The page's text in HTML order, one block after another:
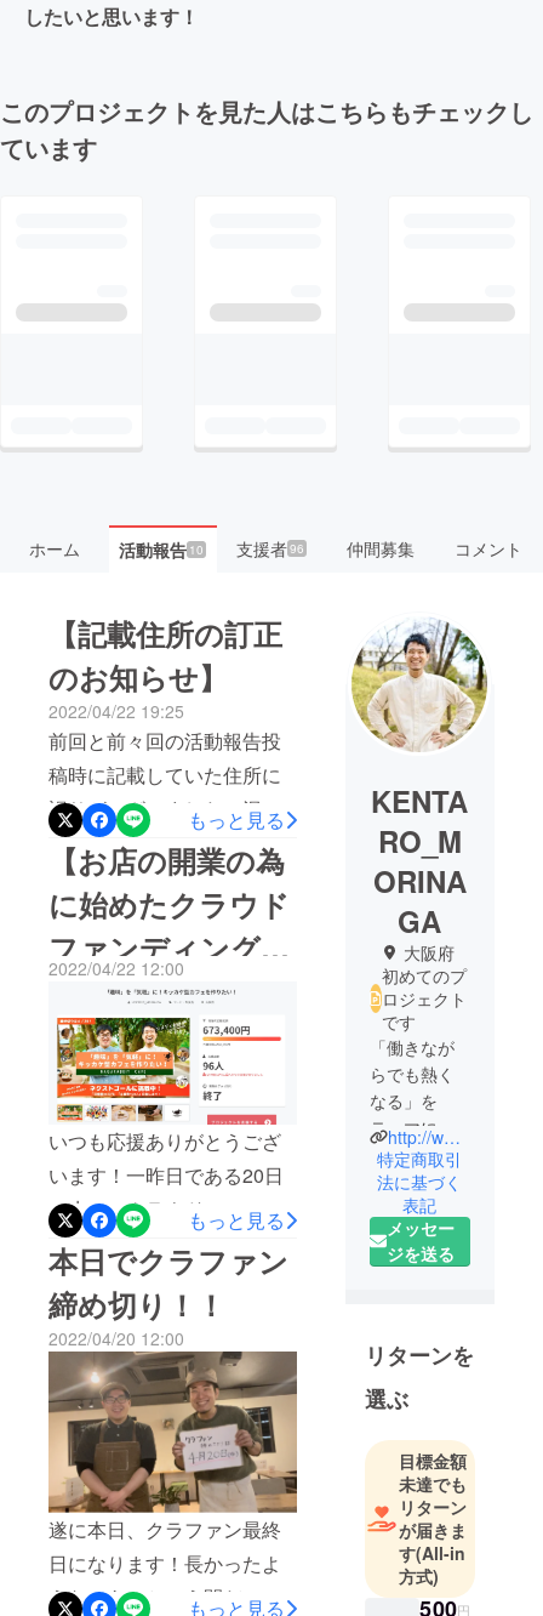
したいと思います！
このプロジェクトを見た人はこちらもチェックし
ています
ホーム 活動報告10 支援者96 仲間募集 コメント
【記載住所の訂正
のお知らせ】
2022/04/22 19:25
前回と前々回の活動報告投
稿時に記載していた住所に
誤りがございました。混乱
を招いてしまい誠に申し訳
ございません。誤大阪市都
島区片町2-5-27-2F正大阪市
都島区片町2-7-25-２F誤っ
た住所をご案内してしま
い、道に迷ってしまった方
もいらっしゃるかと思いま
す。この場をお借りして深
くお詫び申し上げます。
NAGARABBIT CAFE
もっと見る
【お店の開業の為
に始めたクラウド
ファンディングが
遂に終了しまし
た！】
2022/04/22 12:00
いつも応援ありがとうござ
います！一昨日である20日
（水）、クラウドファン
ディングが遂に終了しまし
た。最終的に96名という多
くの方々からご支援頂き、
正直めちゃくちゃ感動して
います。このクラファンを
通して懐かしい人達から連
絡を頂けたり、沢山の人に
支えてもらっていると再認
識できるキッカケになった
り、お金以上にそういった
応援の声が何よりも励みに
もっと見る
本日でクラファン
締め切り！！
2022/04/20 12:00
遂に本日、クラファン最終
日になります！長かったよ
うな、あっという間だった
もっと見る
KENTA
RO_M
ORINA
GA
大阪府
初めてのプ
ロジェクト
です
「働きなが
らでも熱く
なる」を
テーマにし
たコメディ
劇団「なが
らびっと」
の代表。
2022年4月か
い趣味が見
つかる」を
テーマにし
【NAGARAB
BIT CAFE】
をOPENしま
す！
http://www.nagarabbit.com/
特定商取引
法に基づく
表記
メッセー
ジを送る
リターンを
選ぶ
目標金額
未達でも
リターン
が届きま
す(All-in
方式)
500円